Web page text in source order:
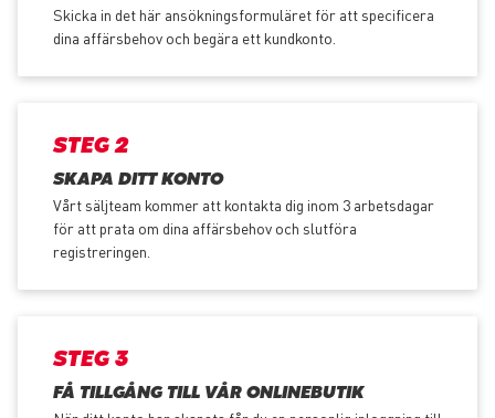
Skicka in det här ansökningsformuläret för att specificera
dina affärsbehov och begära ett kundkonto.
STEG 2
SKAPA DITT KONTO
Vårt säljteam kommer att kontakta dig inom 3 arbetsdagar
för att prata om dina affärsbehov och slutföra
registreringen.
STEG 3
FÅ TILLGÅNG TILL VÅR ONLINEBUTIK